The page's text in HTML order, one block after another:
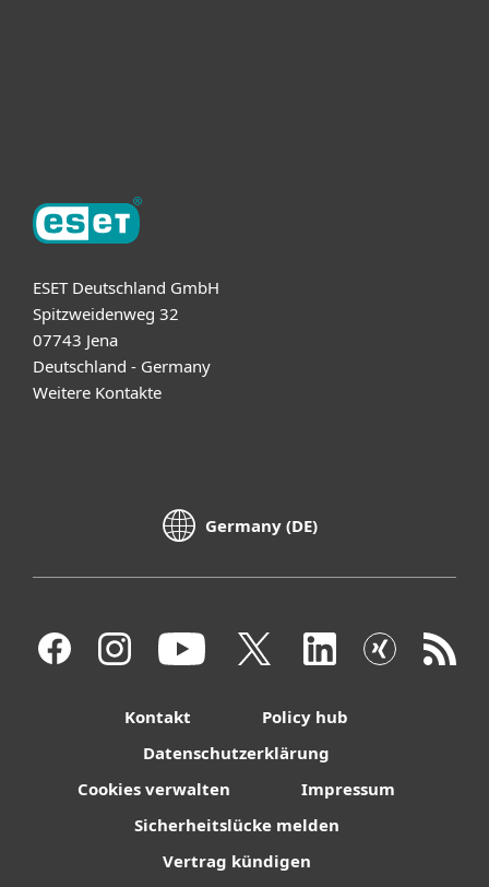
ESET Deutschland GmbH
Spitzweidenweg 32
07743 Jena
Deutschland - Germany
Weitere Kontakte
Germany (DE)
Kontakt
Policy hub
Datenschutzerklärung
Cookies verwalten
Impressum
Sicherheitslücke melden
Vertrag kündigen